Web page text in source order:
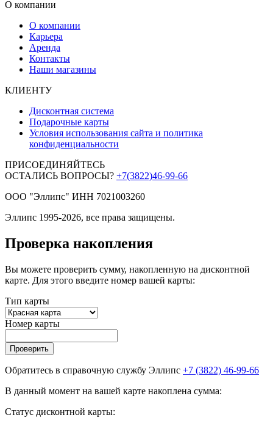
О компании
О компании
Карьера
Аренда
Контакты
Наши магазины
КЛИЕНТУ
Дисконтная система
Подарочные карты
Условия использования сайта и политика
конфиденциальности
ПРИСОЕДИНЯЙТЕСЬ
ОСТАЛИСЬ ВОПРОСЫ? +7(3822)46-99-66
ООО "Эллипс" ИНН 7021003260
Эллипс 1995-2026, все права защищены.
Проверка накопления
Вы можете проверить сумму, накопленную на дисконтной
карте. Для этого введите номер вашей карты:
Тип карты
Номер карты
Проверить
Обратитесь в справочную службу Эллипс +7 (3822) 46-99-66
В данный момент на вашей карте накоплена сумма:
Статус дисконтной карты: